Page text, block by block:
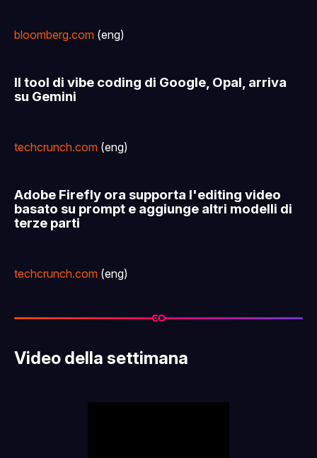
bloomberg.com (eng)
Il tool di vibe coding di Google, Opal, arriva
su Gemini
techcrunch.com (eng)
Adobe Firefly ora supporta l'editing video
basato su prompt e aggiunge altri modelli di
terze parti
techcrunch.com (eng)
Video della settimana